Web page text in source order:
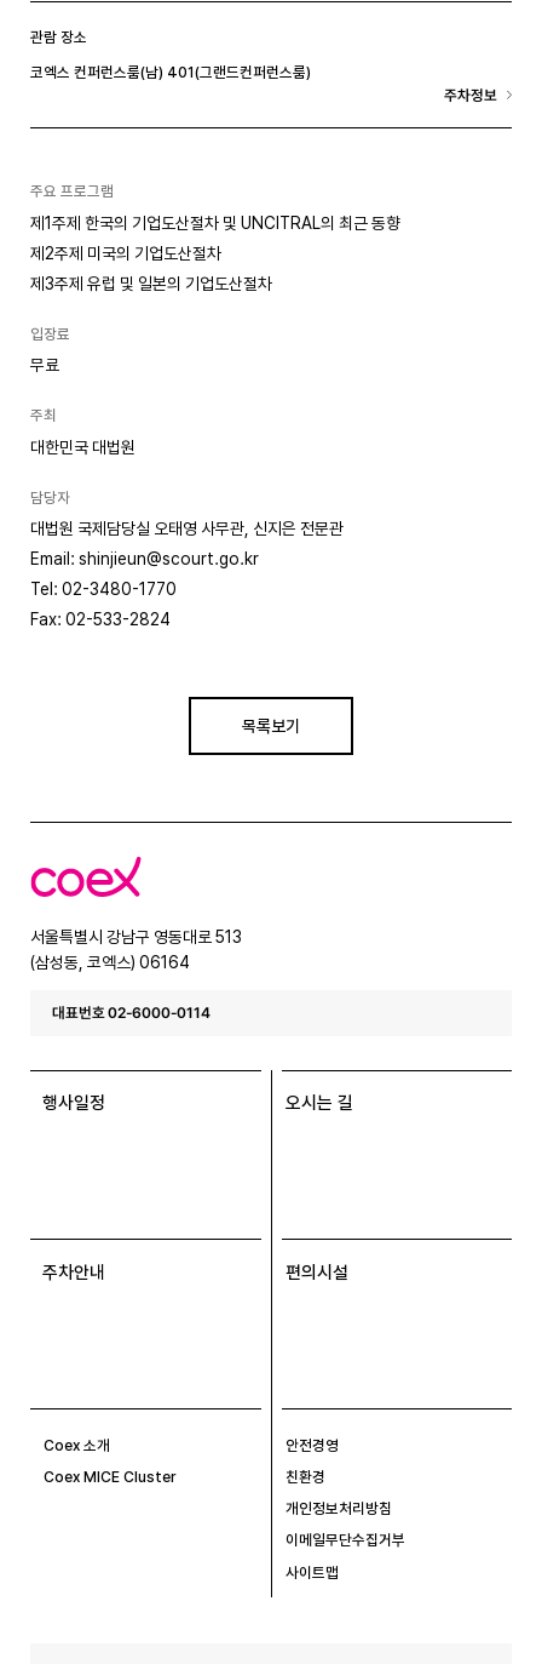
관람 장소
코엑스 컨퍼런스룸(남) 401(그랜드컨퍼런스룸)
주차정보
주요 프로그램
제1주제 한국의 기업도산절차 및 UNCITRAL의 최근 동향
제2주제 미국의 기업도산절차
제3주제 유럽 및 일본의 기업도산절차
입장료
무료
주최
대한민국 대법원
담당자
대법원 국제담당실 오태영 사무관, 신지은 전문관
Email: shinjieun@scourt.go.kr
Tel: 02-3480-1770
Fax: 02-533-2824
목록보기
코
엑
서울특별시 강남구 영동대로 513
(삼성동, 코엑스) 06164
대표번호 02-6000-0114
행사일정 오시는 길
주차안내 편의시설
Coex 소개
Coex MICE Cluster
안전경영
친환경
개인정보처리방침
이메일무단수집거부
사이트맵